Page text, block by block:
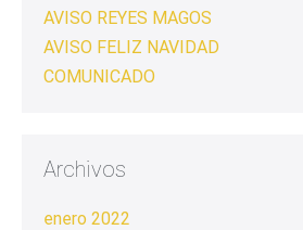
AVISO REYES MAGOS
AVISO FELIZ NAVIDAD
COMUNICADO
Archivos
enero 2022